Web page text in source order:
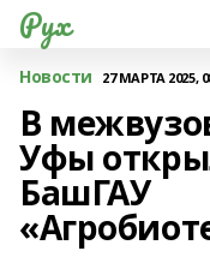
Рух
Новости 27 МАРТА 2025,
В
Уфы
БашГАУ